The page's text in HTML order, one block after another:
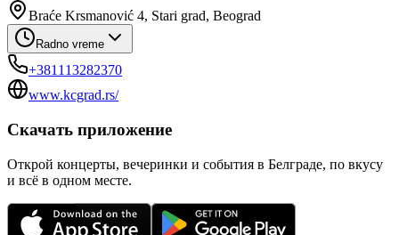
Braće Krsmanović 4, Stari grad, Beograd
Radno vreme
+381113282370
www.kcgrad.rs/
Скачать приложение
Открой концерты, вечеринки и события в Белграде, по вкусу
и всё в одном месте.